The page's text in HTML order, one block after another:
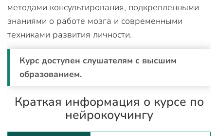
методами консультирования, подкрепленными
знаниями о работе мозга и современными
техниками развития личности.
Курс доступен слушателям с высшим
образованием.
Краткая информация о курсе по
нейрокоучингу